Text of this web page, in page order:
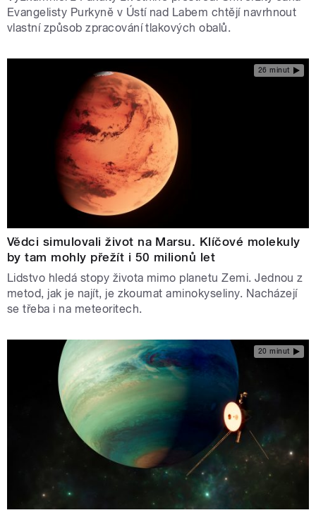
Evangelisty Purkyně v Ústí nad Labem chtějí navrhnout
vlastní způsob zpracování tlakových obalů.
26 minut
Vědci simulovali život na Marsu. Klíčové molekuly
by tam mohly přežít i 50 milionů let
Lidstvo hledá stopy života mimo planetu Zemi. Jednou z
metod, jak je najít, je zkoumat aminokyseliny. Nacházejí
se třeba i na meteoritech.
20 minut